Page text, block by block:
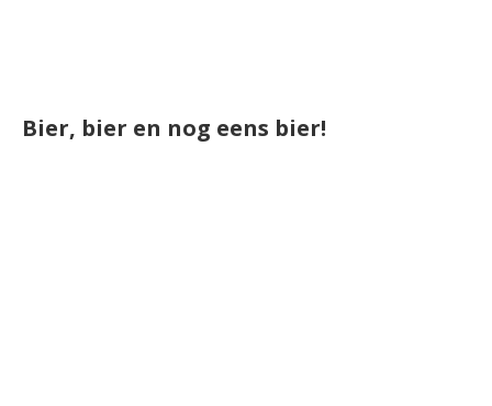
Bier, bier en nog eens bier!